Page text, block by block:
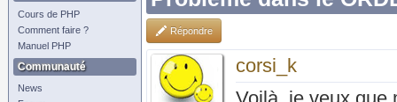
Cours de PHP
Comment faire ?
Manuel PHP
Communauté
News
Répondre
corsi_k